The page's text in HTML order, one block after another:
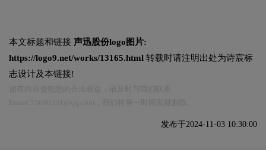
本文标题和链接 声迅股份logo图片:
https://logo9.net/works/13165.html 转载时请注明出处为诗宸标
志设计及本链接!
发布于2024-11-03 10:30:00